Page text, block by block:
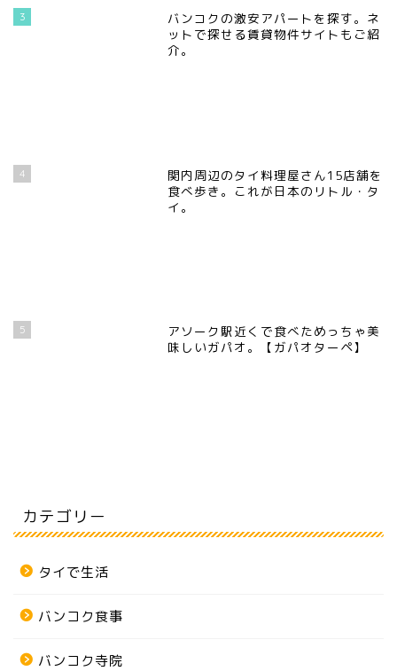
3
バンコクの激安アパートを探す。ネ
ットで探せる賃貸物件サイトもご紹
介。
4
関内周辺のタイ料理屋さん15店舗を
食べ歩き。これが日本のリトル・タ
イ。
5
アソーク駅近くで食べためっちゃ美
味しいガパオ。【ガパオターペ】
カテゴリー
タイで生活
バンコク食事
バンコク寺院